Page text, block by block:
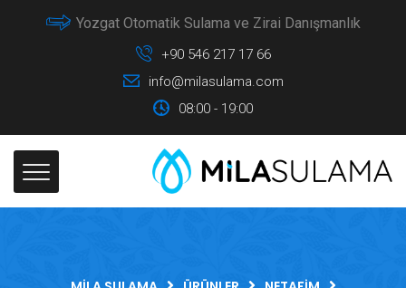
Yozgat Otomatik Sulama ve Zirai Danışmanlık
+90 546 217 17 66
info@milasulama.com
08:00 - 19:00